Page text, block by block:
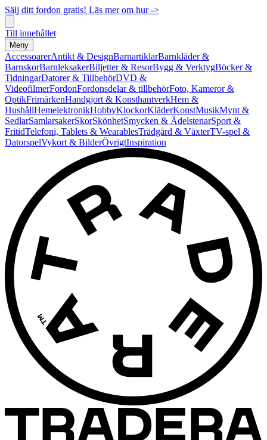
Sälj ditt fordon gratis! Läs mer om hur ->
Till innehållet
Meny
AccessoarerAntikt & DesignBarnartiklarBarnkläder &
BarnskorBarnleksakerBiljetter & ResorBygg & VerktygBöcker &
TidningarDatorer & TillbehörDVD &
VideofilmerFordonFordonsdelar & tillbehörFoto, Kameror &
OptikFrimärkenHandgjort & KonsthantverkHem &
HushållHemelektronikHobbyKlockorKläderKonstMusikMynt &
SedlarSamlarsakerSkorSkönhetSmycken & ÄdelstenarSport &
FritidTelefoni, Tablets & WearablesTrädgård & VäxterTV-spel &
DatorspelVykort & BilderÖvrigtInspiration